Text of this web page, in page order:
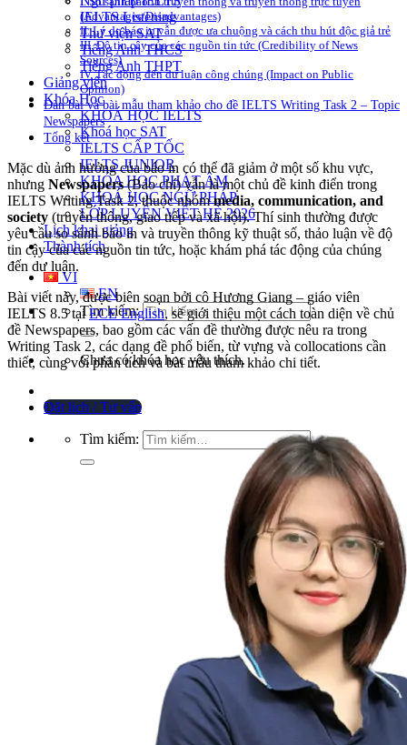
IELTS Listening
Thư viện SAT
Tiếng Anh THCS
Tiếng Anh THPT
Giảng viên
Khóa Học
KHOÁ HỌC IELTS
Khoá học SAT
IELTS CẤP TỐC
IELTS JUNIOR
KHÓA HỌC PHÁT ÂM
KHOÁ HỌC NGỮ PHÁP
LỚP LUYỆN VIẾT HÈ 2026
Lịch khai giảng
Thành tích
VI
EN
Tìm kiếm:
Chưa có khóa học yêu thích.
Đặt lịch / Tư vấn
Tìm kiếm:
(Advantages/Disadvantages)
II. Lý do báo in vẫn được ưa chuộng và cách thu hút độc giả trẻ
III. Độ tin cậy của các nguồn tin tức (Credibility of News
Sources)
IV. Tác động đến dư luận công chúng (Impact on Public
Opinion)
Dàn bài và bài mẫu tham khảo cho đề IELTS Writing Task 2 – Topic
Newspapers
Tổng kết
Mặc dù ảnh hưởng của báo in có thể đã giảm ở một số khu vực,
nhưng Newspapers(Báo chí) vẫn là một chủ đề kinh điển trong
IELTS Writing Task 2, thuộc nhómmedia, communication, and
society (truyền thông, giao tiếp và xã hội). Thí sinh thường được
yêu cầu so sánh báo in và truyền thông kỹ thuật số, thảo luận về độ
tin cậy của các nguồn tin tức, hoặc khám phá tác động của chúng
đến dư luận.
Bài viết này, được biên soạn bởi cô Hương Giang – giáo viên
IELTS 8.5 tạiECE English, sẽ giới thiệu một cách toàn diện về chủ
đề Newspapers, bao gồm các vấn đề thường được nêu ra trong
Writing Task 2, các dạng đề phổ biến, từ vựng và collocations cần
thiết, cùng với phân tích và bài mẫu tham khảo chi tiết.